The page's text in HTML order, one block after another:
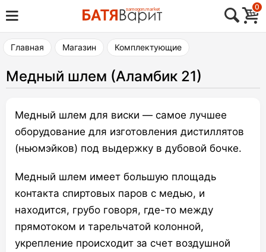
Skip
to
content
Товары для виноделия, самогоноварения,
пивоварения
0
Главная Магазин Комплектующие
Медный шлем (Аламбик 21)
Медный шлем для виски — самое лучшее
оборудование для изготовления дистиллятов
(ньюмэйков) под выдержку в дубовой бочке.
Медный шлем имеет большую площадь
контакта спиртовых паров с медью, и
находится, грубо говоря, где-то между
прямотоком и тарельчатой колонной,
укрепление происходит за счет воздушной